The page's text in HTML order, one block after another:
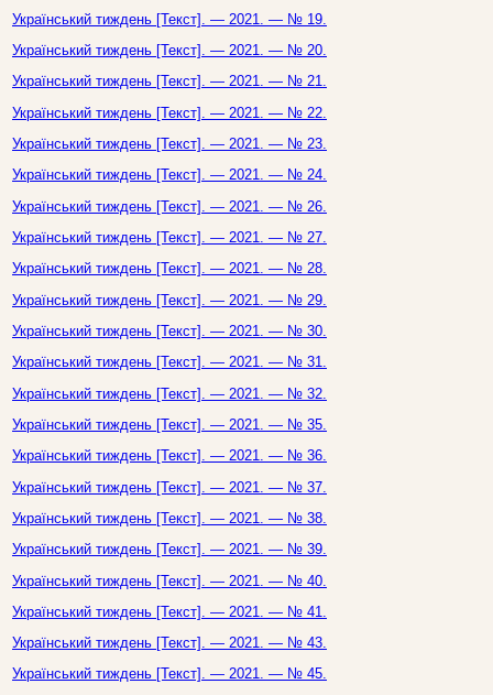
Український тиждень [Текст]. — 2021. — № 19.
Український тиждень [Текст]. — 2021. — № 20.
Український тиждень [Текст]. — 2021. — № 21.
Український тиждень [Текст]. — 2021. — № 22.
Український тиждень [Текст]. — 2021. — № 23.
Український тиждень [Текст]. — 2021. — № 24.
Український тиждень [Текст]. — 2021. — № 26.
Український тиждень [Текст]. — 2021. — № 27.
Український тиждень [Текст]. — 2021. — № 28.
Український тиждень [Текст]. — 2021. — № 29.
Український тиждень [Текст]. — 2021. — № 30.
Український тиждень [Текст]. — 2021. — № 31.
Український тиждень [Текст]. — 2021. — № 32.
Український тиждень [Текст]. — 2021. — № 35.
Український тиждень [Текст]. — 2021. — № 36.
Український тиждень [Текст]. — 2021. — № 37.
Український тиждень [Текст]. — 2021. — № 38.
Український тиждень [Текст]. — 2021. — № 39.
Український тиждень [Текст]. — 2021. — № 40.
Український тиждень [Текст]. — 2021. — № 41.
Український тиждень [Текст]. — 2021. — № 43.
Український тиждень [Текст]. — 2021. — № 45.